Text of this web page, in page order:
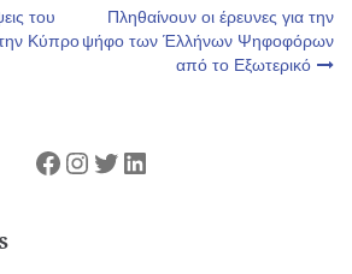
του
Κύπρο
Πληθαίνουν οι έρευνες για την
ψήφο των Έλλήνων Ψηφοφόρων
από το Εξωτερικό
Facebook
Instagram
Twitter
Linkedin